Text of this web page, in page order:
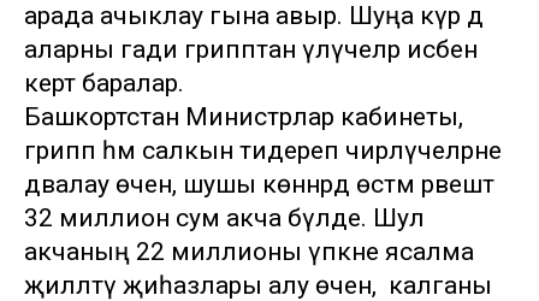
арада ачыклау гына авыр. Шуңа күрә дә
аларны гади грипптан үлүчеләр исәбенә
кертә баралар.
Башкортстан Министрлар кабинеты,
грипп һәм салкын тидереп чирләүчеләрне
дәвалау өчен, шушы көннәрдә өстәмә рәвештә
32 миллион сум акча бүлде. Шул
акчаның 22 миллионы үпкәне ясалма
җилләтү җиһазлары алу өчен, ә калганы